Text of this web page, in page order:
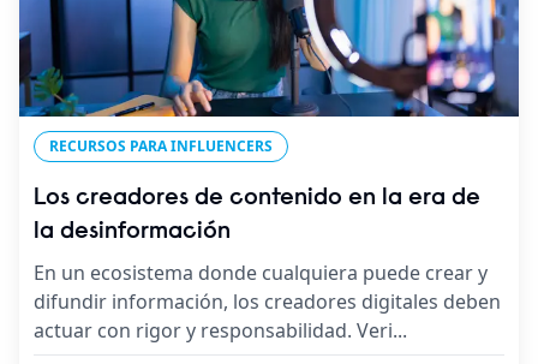
RECURSOS PARA INFLUENCERS
Los creadores de contenido en la era de
la desinformación
En un ecosistema donde cualquiera puede crear y
difundir información, los creadores digitales deben
actuar con rigor y responsabilidad. Veri...